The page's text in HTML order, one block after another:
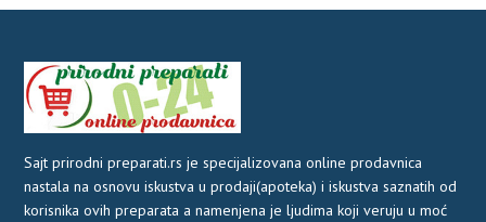
Sajt prirodni preparati.rs je specijalizovana online prodavnica
nastala na osnovu iskustva u prodaji(apoteka) i iskustva saznatih od
korisnika ovih preparata a namenjena je ljudima koji veruju u moć